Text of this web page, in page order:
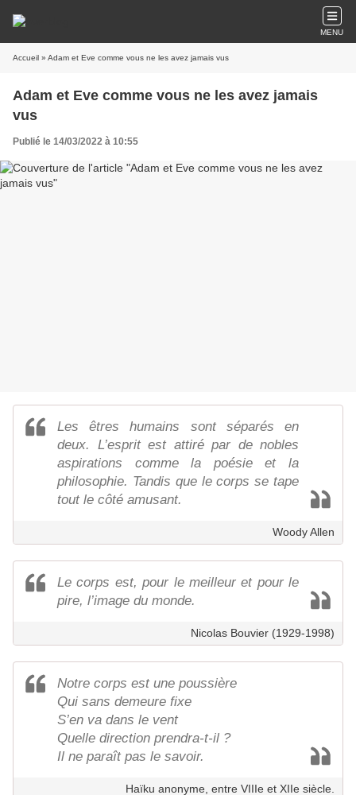
MENU
Accueil » Adam et Eve comme vous ne les avez jamais vus
Adam et Eve comme vous ne les avez jamais
vus
Publié le 14/03/2022 à 10:55
Les êtres humains sont séparés en
deux. L’esprit est attiré par de nobles
aspirations comme la poésie et la
philosophie. Tandis que le corps se tape
tout le côté amusant.
Woody Allen
Le corps est, pour le meilleur et pour le
pire, l’image du monde.
Nicolas Bouvier (1929-1998)
Notre corps est une poussière
Qui sans demeure fixe
S’en va dans le vent
Quelle direction prendra-t-il ?
Il ne paraît pas le savoir.
Haïku anonyme, entre VIIIe et XIIe siècle.